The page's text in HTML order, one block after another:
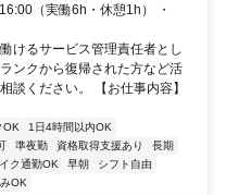
（実働6h・休憩1h） ・
けるサービス管理責任者とし
ンクから復帰された方など活
談ください。 【お仕事内容】
OK
1日4時間以内OK
準夜勤 資格取得支援あり
長期
ク通勤OK 早朝
シフト自由
OK